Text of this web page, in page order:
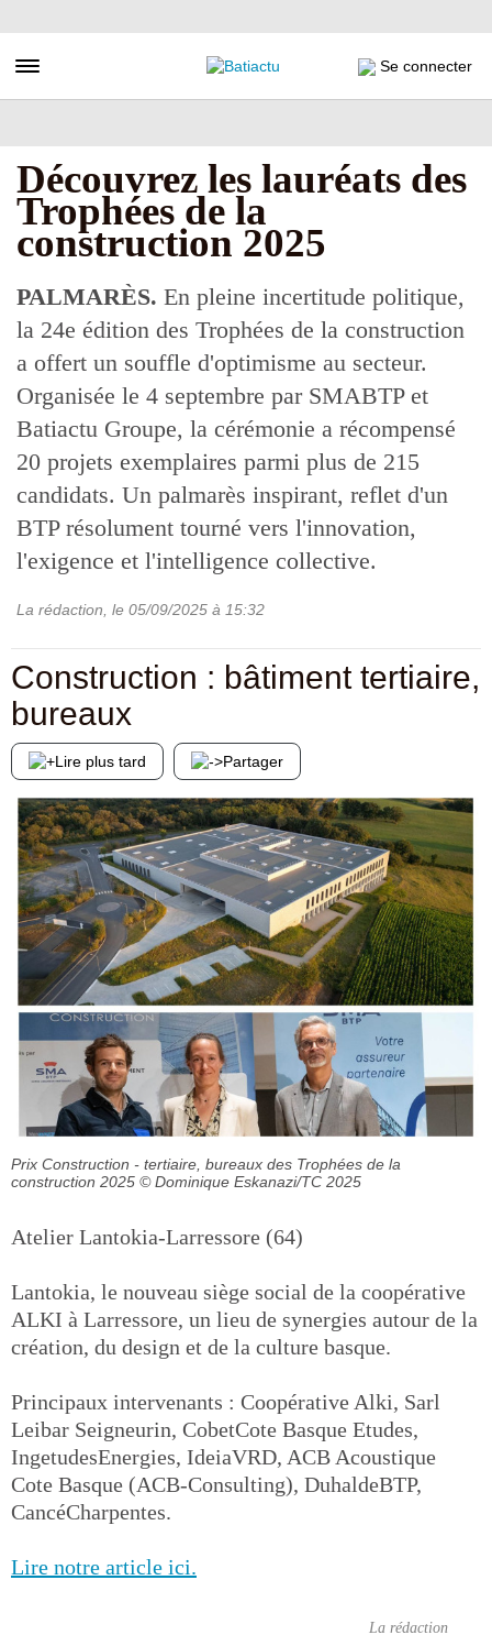
au
principal
Toggle navigation Se connecter
Découvrez les lauréats des
Trophées de la
construction 2025
PALMARÈS. En pleine incertitude politique,
la 24e édition des Trophées de la construction
a offert un souffle d'optimisme au secteur.
Organisée le 4 septembre par SMABTP et
Batiactu Groupe, la cérémonie a récompensé
20 projets exemplaires parmi plus de 215
candidats. Un palmarès inspirant, reflet d'un
BTP résolument tourné vers l'innovation,
l'exigence et l'intelligence collective.
La rédaction , le 05/09/2025 à 15:32
Construction : bâtiment tertiaire,
bureaux
Lire plus tard Partager
Prix Construction - tertiaire, bureaux des Trophées de la
construction 2025 © Dominique Eskanazi/TC 2025
Atelier Lantokia-Larressore (64)
Lantokia, le nouveau siège social de la coopérative
ALKI à Larressore, un lieu de synergies autour de la
création, du design et de la culture basque.
Principaux intervenants : Coopérative Alki, Sarl
Leibar Seigneurin, CobetCote Basque Etudes,
IngetudesEnergies, IdeiaVRD, ACB Acoustique
Cote Basque (ACB-Consulting), DuhaldeBTP,
CancéCharpentes.
Lire notre article ici.
La rédaction